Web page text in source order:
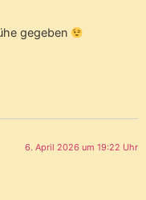
gegeben
6. April 2026 um 19:22 Uhr